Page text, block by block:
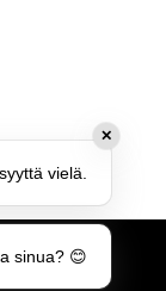
✕
vielä.
sinua? 😊